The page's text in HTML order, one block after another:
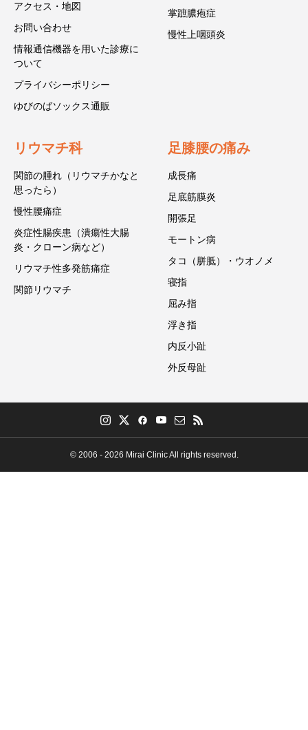
アクセス・地図
お問い合わせ
情報通信機器を用いた診療に
ついて
プライバシーポリシー
ゆびのばソックス通販
掌蹠膿疱症
慢性上咽頭炎
リウマチ科
関節の腫れ（リウマチかなと
思ったら）
慢性腰痛症
炎症性腸疾患（潰瘍性大腸
炎・クローン病など）
リウマチ性多発筋痛症
関節リウマチ
足膝腰の痛み
成長痛
足底筋膜炎
開張足
モートン病
タコ（胼胝）・ウオノメ
寝指
屈み指
浮き指
内反小趾
外反母趾
© 2006 - 2026 Mirai Clinic All rights reserved.